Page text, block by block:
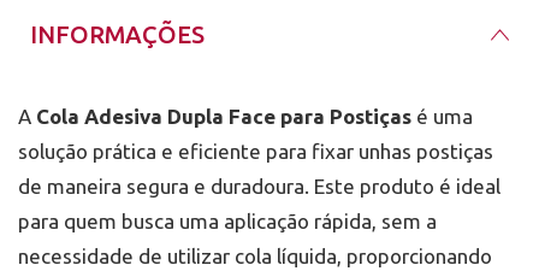
prematuramente.
: Certifique-se de que as unhas estejam
Onde Comprar
está em Porto Alegre e região, contamos com a
entrega via motoboy em até 2 horas. Além disso,
nossa loja física está pertinho do Barra Shopping,
proporcionando uma experiência de compra ainda
mais conveniente desde 2011.
Por que Escolher a Cola Adesiva Dupla Face
para Postiças?
ACola Adesiva Dupla Face para Postiçasé a escolha
ideal para quem deseja praticidade, eficiência e
resultados profissionais na aplicação de unhas
INFORMAÇÕES
A Cola Adesiva Dupla Face para Postiças é uma
solução prática e eficiente para fixar unhas postiças
de maneira segura e duradoura. Este produto é ideal
para quem busca uma aplicação rápida, sem a
necessidade de utilizar cola líquida, proporcionando